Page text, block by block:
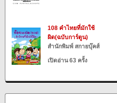
108 คำไทยที่มักใช้
ผิด(ฉบับการ์ตูน)
สำนักพิมพ์ สกายบุ๊คส์
เปิดอ่าน 63 ครั้ง